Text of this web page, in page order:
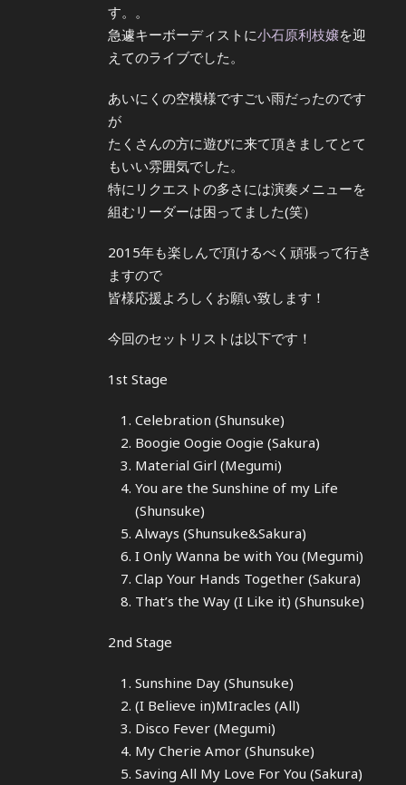
す。。
急遽キーボーディストに小石原利枝嬢を迎
えてのライブでした。
あいにくの空模様ですごい雨だったのです
が
たくさんの方に遊びに来て頂きましてとて
もいい雰囲気でした。
特にリクエストの多さには演奏メニューを
組むリーダーは困ってました(笑）
2015年も楽しんで頂けるべく頑張って行き
ますので
皆様応援よろしくお願い致します！
今回のセットリストは以下です！
1st Stage
Celebration (Shunsuke)
Boogie Oogie Oogie (Sakura)
Material Girl (Megumi)
You are the Sunshine of my Life
(Shunsuke)
Always (Shunsuke&Sakura)
I Only Wanna be with You (Megumi)
Clap Your Hands Together (Sakura)
That’s the Way (I Like it) (Shunsuke)
2nd Stage
Sunshine Day (Shunsuke)
(I Believe in)MIracles (All)
Disco Fever (Megumi)
My Cherie Amor (Shunsuke)
Saving All My Love For You (Sakura)